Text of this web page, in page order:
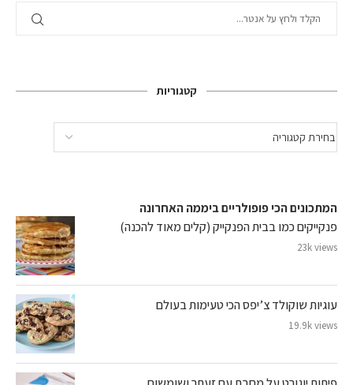
קטגוריות
המתכונים הכי פופולריים ביממה האחרונה
פנקייקים כמו בבית הפנקייק (קלים מאוד להכנה)
23k views
עוגיות שוקולד צ’יפס הכי טעימות בעולם
19.9k views